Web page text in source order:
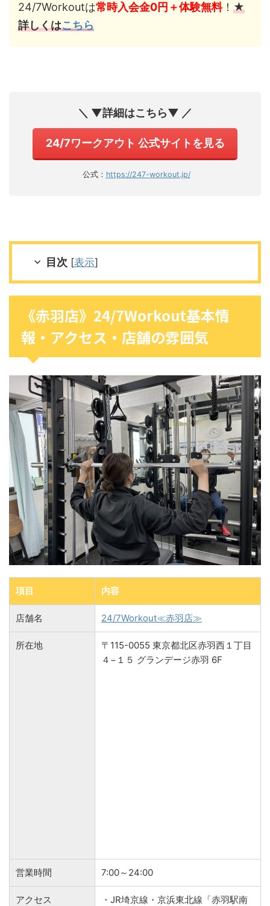
24/7Workoutは常時入会金0円＋体験無料！ ★
詳しくはこちら
＼ ▼詳細はこちら▼ ／
24/7ワークアウト 公式サイトを見る
公式： https://247-workout.jp/
目次 [表示]
《赤羽店》24/7Workout基本情
報・アクセス・店舗の雰囲気
項目 内容
店舗名 24/7Workout≪赤羽店≫
所在地
〒115-0055 東京都北区赤羽西１丁目
４−１５ グランデージ赤羽 6F
営業時間 7:00～24:00
アクセス ・JR埼京線・京浜東北線「赤羽駅南